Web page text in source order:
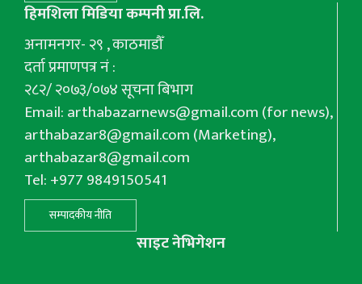
हिमशिला मिडिया कम्पनी प्रा.लि.
अनामनगर- २९ , काठमाडौँ
दर्ता प्रमाणपत्र नं :
२८२/ २०७३/०७४ सूचना बिभाग
Email:arthabazarnews@gmail.com(for news),
arthabazar8@gmail.com(Marketing),
arthabazar8@gmail.com
Tel: +977 9849150541
सम्पादकीय नीति
साइट नेभिगेशन